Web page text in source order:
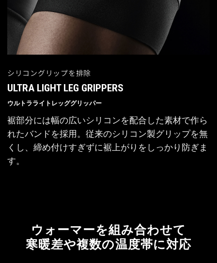
シリコングリップを排除
ULTRA LIGHT LEG GRIPPERS
ウルトラライトレッググリッパー
裾部分には幅の広いシリコンを配合した素材で作ら
れたバンドを採用。従来のシリコン製グリップを無
くし、締め付けすぎずに裾上がりをしっかり防ぎま
す。
ウォーマーを組み合わせて
寒暖差や複数の温度帯に対応